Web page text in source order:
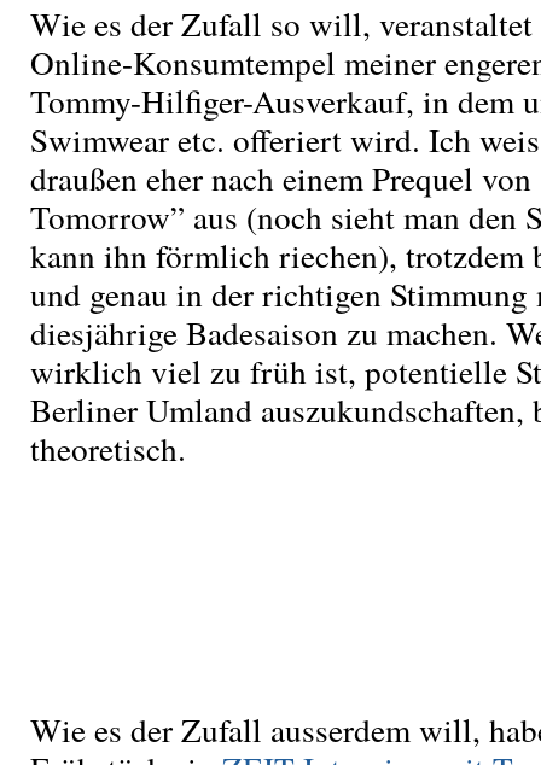
Wie es der Zufall so will, veranstaltet
Online-Konsumtempel meiner
Tommy-Hilfiger-Ausverkauf, in dem
Swimwear etc. offeriert wird. Ich
draußen eher nach einem Prequel
Tomorrow” aus (noch sieht man den
kann ihn förmlich riechen), trotzdem
und genau in der richtigen
diesjährige Badesaison zu machen.
wirklich viel zu früh ist, potentielle
Berliner Umland auszukundschaften,
theoretisch.
Wie es der Zufall ausserdem will,